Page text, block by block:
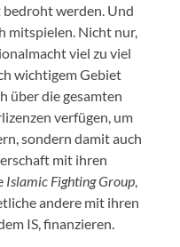
bedroht werden. Und
mitspielen. Nicht nur,
viel zu viel
wichtigem Gebiet
über die gesamten
verfügen, um
sondern damit auch
mit ihren
Islamic Fighting Group
andere mit ihren
IS, finanzieren.